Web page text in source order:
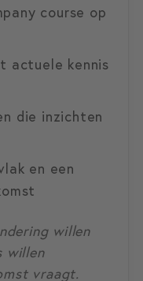
course op
actuele kennis
die inzichten
en een
willen
willen
vraagt.